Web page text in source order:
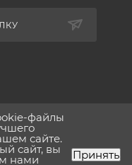
файлы
сайте.
сайт, вы
нами Принять